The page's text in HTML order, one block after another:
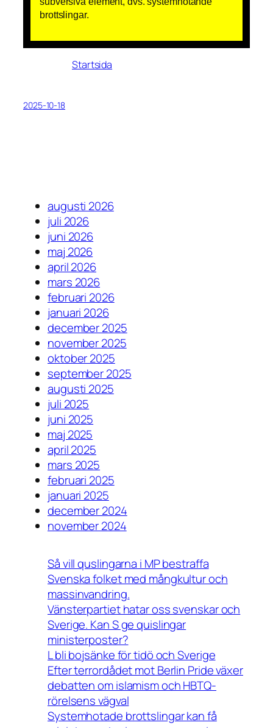
brottslingar.
Startsida
2025-10-18
augusti 2026
juli 2026
juni 2026
maj 2026
april 2026
mars 2026
februari 2026
januari 2026
december 2025
november 2025
oktober 2025
september 2025
augusti 2025
juli 2025
juni 2025
maj 2025
april 2025
mars 2025
februari 2025
januari 2025
december 2024
november 2024
Så vill quslingarna i MP bestraffa
Svenska folket med mångkultur och
massinvandring.
Vänsterpartiet hatar oss svenskar och
Sverige. Kan S ge quislingar
ministerposter?
L bli bojsänke för tidö och Sverige
Efter terrordådet mot Berlin Pride växer
debatten om islamism och HBTQ-
rörelsens vägval
Systemhotade brottslingar kan få